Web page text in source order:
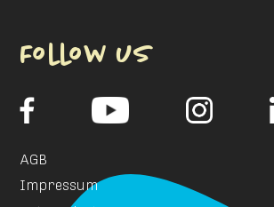
Follow us
AGB
Impressum